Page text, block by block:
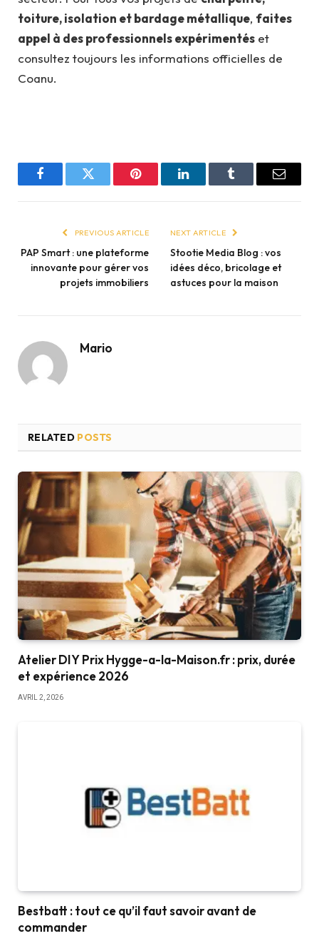
toiture, isolation et bardage métallique, faites
appel à des professionnels expérimentés et
consultez toujours les informations officielles de
Coanu.
FacebookTwitter Pinterest LinkedInTumblr Email
PREVIOUS ARTICLE
PAP Smart : une plateforme
innovante pour gérer vos
projets immobiliers
NEXT ARTICLE
Stootie Media Blog : vos
idées déco, bricolage et
astuces pour la maison
Mario
RELATED POSTS
Atelier DIY Prix Hygge-a-la-Maison.fr : prix, durée
et expérience 2026
AVRIL 2, 2026
Bestbatt : tout ce qu’il faut savoir avant de
commander